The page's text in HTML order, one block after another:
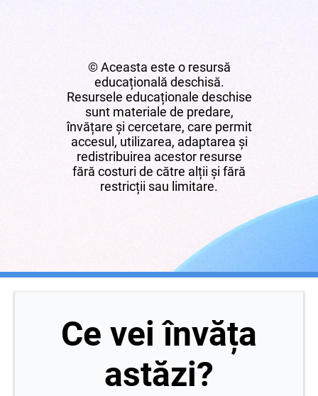
© Aceasta este o resursă
educațională deschisă.
Resursele educaționale deschise
sunt materiale de predare,
învățare și cercetare, care permit
accesul, utilizarea, adaptarea și
redistribuirea acestor resurse
fără costuri de către alții și fără
restricții sau limitare.
Ce vei învăța
astăzi?